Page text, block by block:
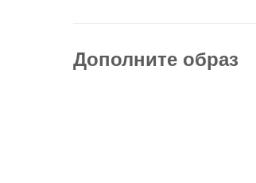
Дополните образ